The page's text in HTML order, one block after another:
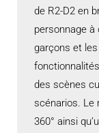
de R2-D2 en
personnage
garçons et
des scènes
scénarios. Le
360° ainsi